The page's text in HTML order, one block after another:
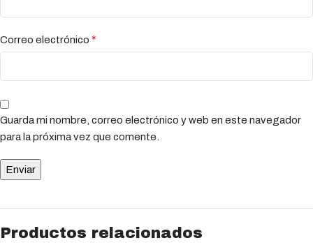
Correo electrónico *
Guarda mi nombre, correo electrónico y web en este navegador
para la próxima vez que comente.
Productos relacionados